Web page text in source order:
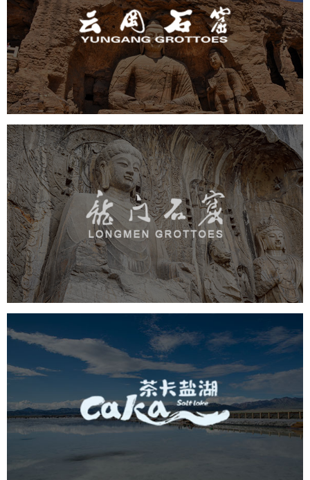
旅游休闲 景区网站建设 品牌官网
网页设计
景区
龙门石窟
旅游休闲 景区网站建设 品牌官网 网页设计
茶卡盐湖